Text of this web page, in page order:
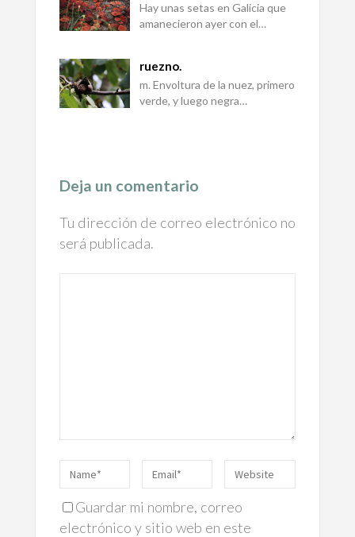
Hay unas setas en Galicia que
amanecieron ayer con el…
ruezno.
m. Envoltura de la nuez, primero
verde, y luego negra…
Deja un comentario
Tu dirección de correo electrónico no
será publicada.
Guardar mi nombre, correo
electrónico y sitio web en este